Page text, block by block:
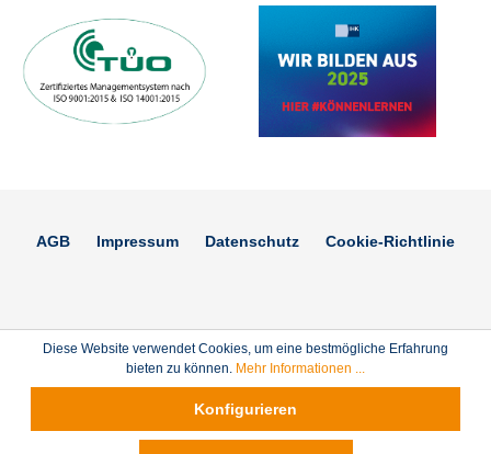
AGB Impressum Datenschutz Cookie-Richtlinie
Diese Website verwendet Cookies, um eine bestmögliche Erfahrung
bieten zu können. Mehr Informationen ...
Konfigurieren